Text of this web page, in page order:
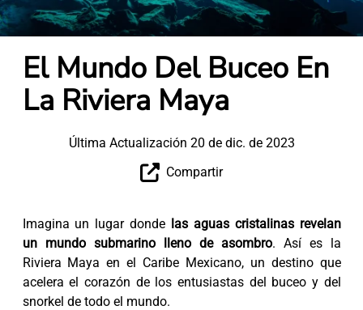
El Mundo Del Buceo En
La Riviera Maya
Última Actualización 20 de dic. de 2023
Compartir
Imagina un lugar donde las aguas cristalinas revelan
un mundo submarino lleno de asombro. Así es la
Riviera Maya en el Caribe Mexicano, un destino que
acelera el corazón de los entusiastas del buceo y del
snorkel de todo el mundo.